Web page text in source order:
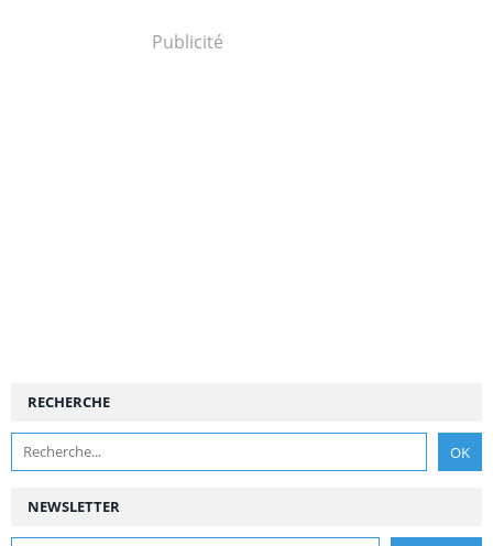
Publicité
NEWSLETTER
RECHERCHE